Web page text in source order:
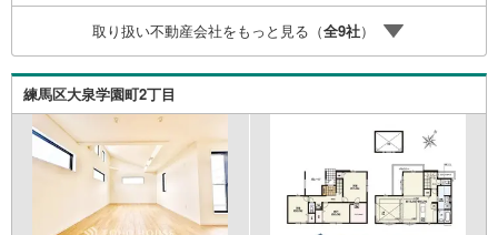
応。まずはお気軽にご相談ください。■電車でお越しのお客
様は、西武線「所沢駅」西口より徒歩5分■お車でお越しの
お客様は、提携駐車場がございますので弊社営業スタッフ
までお尋ねください。
取り扱い不動産会社をもっと見る（全9社）
練馬区大泉学園町2丁目